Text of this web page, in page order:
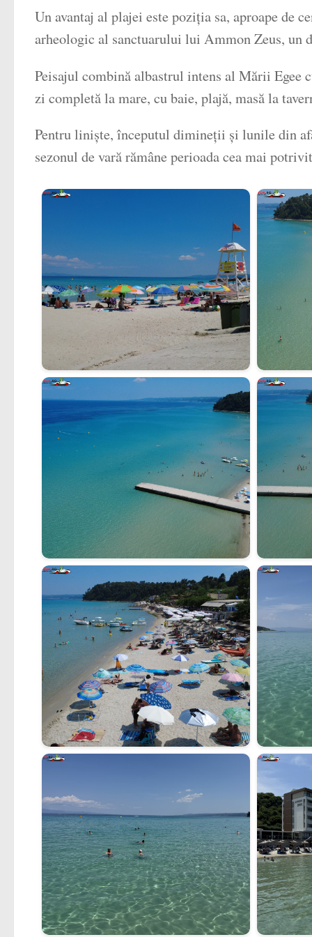
Un avantaj al plajei este poziția sa, aproape de
arheologic al sanctuarului lui Ammon Zeus, un
Peisajul combină albastrul intens al Mării Egee
zi completă la mare, cu baie, plajă, masă la
Pentru liniște, începutul dimineții și lunile din
sezonul de vară rămâne perioada cea mai